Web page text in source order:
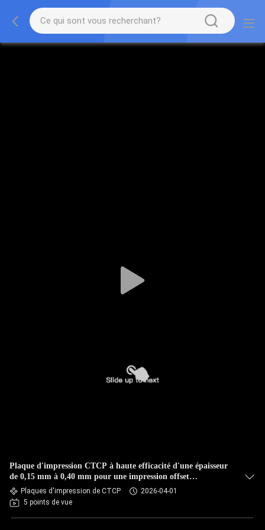
Plaque d'impression CTCP à haute efficacité d'une épaisseur
de 0,15 mm à 0,40 mm pour une impression offset
respectueuse de l'environnement
Plaques d'impression de CTCP
2026-04-01
5 points de vue